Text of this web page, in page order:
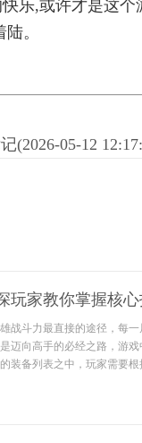
乐,或许才是这个
。
(2026-05-12
玩家教你掌握核
战斗力最直接的途径，每一
迈向高手的必经之路，游戏
装备列表之中，玩家需要根